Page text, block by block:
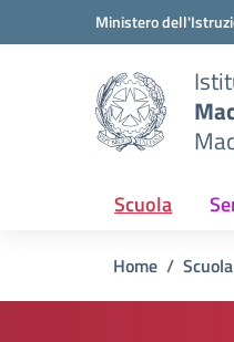
Vai ai contenuti
Vai al menu di navigazione
Ministero
Scuola
Home Scuola